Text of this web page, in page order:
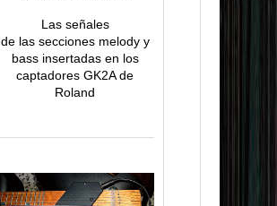
Las señales
de las secciones melody y
bass insertadas en los
captadores GK2A de
Roland